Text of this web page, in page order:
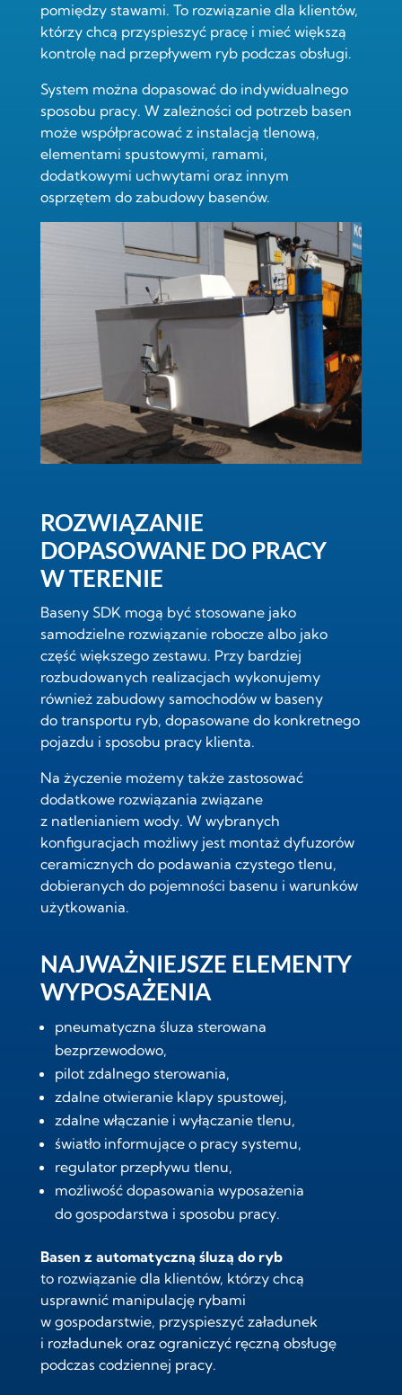
pomiędzy stawami. To rozwiązanie dla klientów,
którzy chcą przyspieszyć pracę i mieć większą
kontrolę nad przepływem ryb podczas obsługi.
System można dopasować do indywidualnego
sposobu pracy. W zależności od potrzeb basen
może współpracować z instalacją tlenową,
elementami spustowymi, ramami,
dodatkowymi uchwytami oraz innym
osprzętem do zabudowy basenów.
ROZWIĄZANIE
DOPASOWANE DO PRACY
W TERENIE
Baseny SDK mogą być stosowane jako
samodzielne rozwiązanie robocze albo jako
część większego zestawu. Przy bardziej
rozbudowanych realizacjach wykonujemy
również zabudowy samochodów w baseny
do transportu ryb, dopasowane do konkretnego
pojazdu i sposobu pracy klienta.
Na życzenie możemy także zastosować
dodatkowe rozwiązania związane
z natlenianiem wody. W wybranych
konfiguracjach możliwy jest montaż dyfuzorów
ceramicznych do podawania czystego tlenu,
dobieranych do pojemności basenu i warunków
użytkowania.
NAJWAŻNIEJSZE ELEMENTY
WYPOSAŻENIA
pneumatyczna śluza sterowana
bezprzewodowo,
pilot zdalnego sterowania,
zdalne otwieranie klapy spustowej,
zdalne włączanie i wyłączanie tlenu,
światło informujące o pracy systemu,
regulator przepływu tlenu,
możliwość dopasowania wyposażenia
do gospodarstwa i sposobu pracy.
Basen z automatyczną śluzą do ryb
to rozwiązanie dla klientów, którzy chcą
usprawnić manipulację rybami
w gospodarstwie, przyspieszyć załadunek
i rozładunek oraz ograniczyć ręczną obsługę
podczas codziennej pracy.